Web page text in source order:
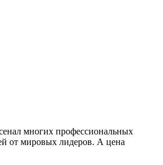
многих профессиональных
от мировых лидеров. А цена